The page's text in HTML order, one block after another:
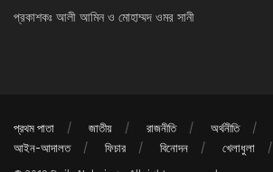
প্রকাশকঃ আলী আমিন ও মোহাম্মদ ওমর সানী
প্রথম পাতা জাতীয় রাজনীতি অর্থনীতি
আইন-আদালত
ফিচার বিনোদন খেলাধুলা